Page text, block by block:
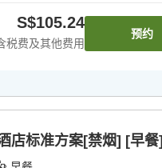
S$105.24
税费及其他费用
预约
店标准方案[禁烟] [早餐]